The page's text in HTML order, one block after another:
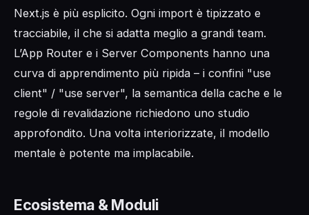
Next.js è più esplicito. Ogni import è tipizzato e
tracciabile, il che si adatta meglio a grandi team.
L’App Router e i Server Components hanno una
curva di apprendimento più ripida – i confini "use
client" / "use server", la semantica della cache e le
regole di revalidazione richiedono uno studio
approfondito. Una volta interiorizzate, il modello
mentale è potente ma implacabile.
Ecosistema & Moduli